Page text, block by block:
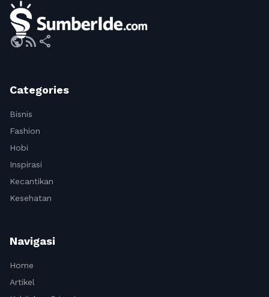
publicrss_feed share
Categories
Bisnis
Fashion
Hobi
Inspirasi
Kecantikan
Kesehatan
Navigasi
Home
Artikel